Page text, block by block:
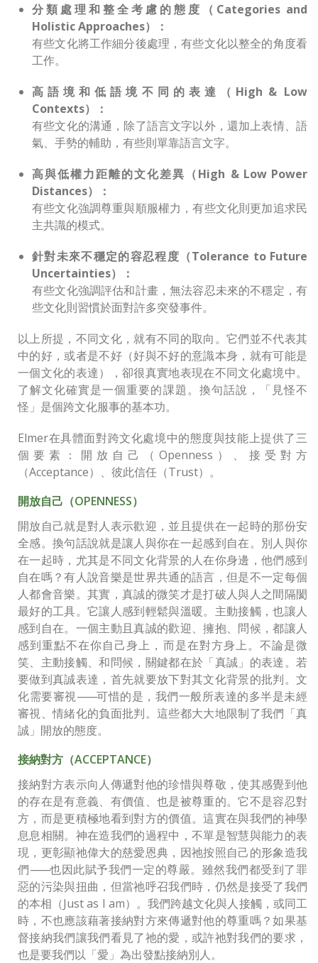
分類處理和整全考慮的態度（Categories and
Holistic Approaches）：
有些文化將工作細分後處理，有些文化以整全的角度看
工作。
高語境和低語境不同的表達（High & Low
Contexts）：
有些文化的溝通，除了語言文字以外，還加上表情、語
氣、手勢的輔助，有些則單靠語言文字。
高與低權力距離的文化差異（High & Low Power
Distances）：
有些文化強調尊重與順服權力，有些文化則更加追求民
主共識的模式。
針對未來不穩定的容忍程度（Tolerance to Future
Uncertainties）：
有些文化強調評估和計畫，無法容忍未來的不穩定，有
些文化則習慣於面對許多突發事件。
以上所提，不同文化，就有不同的取向。它們並不代表其
中的好，或者是不好（好與不好的意識本身，就有可能是
一個文化的表達），卻很真實地表現在不同文化處境中。
了解文化確實是一個重要的課題。換句話說，「見怪不
怪」是個跨文化服事的基本功。
Elmer在具體面對跨文化處境中的態度與技能上提供了三
個要素：開放自己（Openness）、接受對方
（Acceptance）、彼此信任（Trust）。
開放自己（OPENNESS）
開放自己就是對人表示歡迎，並且提供在一起時的那份安
全感。換句話說就是讓人與你在一起感到自在。別人與你
在一起時，尤其是不同文化背景的人在你身邊，他們感到
自在嗎？有人說音樂是世界共通的語言，但是不一定每個
人都會音樂。其實，真誠的微笑才是打破人與人之間隔閡
最好的工具。它讓人感到輕鬆與溫暖。主動接觸，也讓人
感到自在。一個主動且真誠的歡迎、擁抱、問候，都讓人
感到重點不在你自己身上，而是在對方身上。不論是微
笑、主動接觸、和問候，關鍵都在於「真誠」的表達。若
要做到真誠表達，首先就要放下對其文化背景的批判。文
化需要審視——可惜的是，我們一般所表達的多半是未經
審視、情緒化的負面批判。這些都大大地限制了我們「真
誠」開放的態度。
接納對方（ACCEPTANCE）
接納對方表示向人傳遞對他的珍惜與尊敬，使其感覺到他
的存在是有意義、有價值、也是被尊重的。它不是容忍對
方，而是更積極地看到對方的價值。這實在與我們的神學
息息相關。神在造我們的過程中，不單是智慧與能力的表
現，更彰顯祂偉大的慈愛恩典，因祂按照自己的形象造我
們——也因此賦予我們一定的尊嚴。雖然我們都受到了罪
惡的污染與扭曲，但當祂呼召我們時，仍然是接受了我們
的本相（Just as I am）。我們跨越文化與人接觸，或同工
時，不也應該藉著接納對方來傳遞對他的尊重嗎？如果基
督接納我們讓我們看見了祂的愛，或許祂對我們的要求，
也是要我們以「愛」為出發點接納別人。